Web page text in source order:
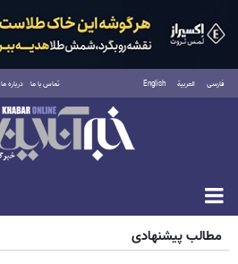
فارسی العربية English تماس با ما درباره ما
شنبه ۱۷ مرداد ۱۴۰۵
مطالب پیشنهادی